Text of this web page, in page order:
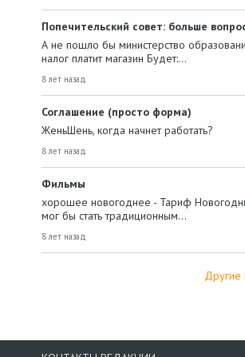
Попечительский совет: больше
А не пошло бы министерство
налог платит магазин Будет:…
8 лет назад
Соглашение (просто форма)
ЖеньШень, когда начнет работать?
8 лет назад
Фильмы
хорошее новогоднее - Тариф
мог бы стать традиционным…
8 лет назад
Другие